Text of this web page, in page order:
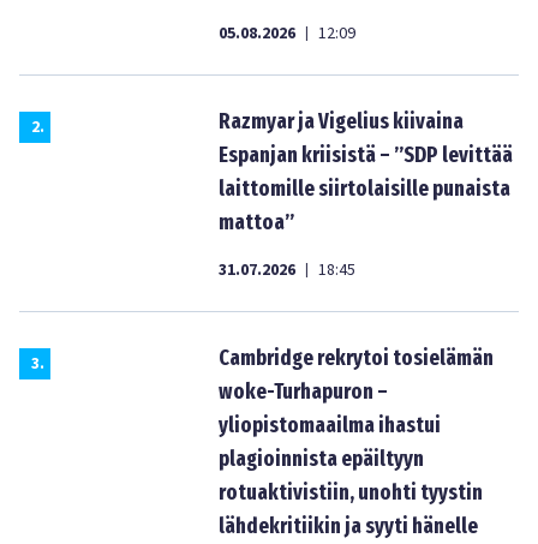
05.08.2026 | 12:09
2.
Razmyar ja Vigelius kiivaina
Espanjan kriisistä – ”SDP levittää
laittomille siirtolaisille punaista
mattoa”
31.07.2026 | 18:45
3.
Cambridge rekrytoi tosielämän
woke-Turhapuron –
yliopistomaailma ihastui
plagioinnista epäiltyyn
rotuaktivistiin, unohti tyystin
lähdekritiikin ja syyti hänelle